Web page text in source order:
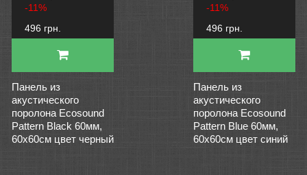
-11%
496 грн.
Панель из
акустического
поролона Ecosound
Pattern Black 60мм,
60х60см цвет черный
-11%
496 грн.
Панель из
акустического
поролона Ecosound
Pattern Blue 60мм,
60х60см цвет синий